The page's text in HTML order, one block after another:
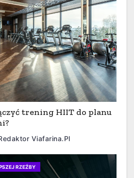
trening HIIT do planu
Viafarina.pl
RZEŹBY